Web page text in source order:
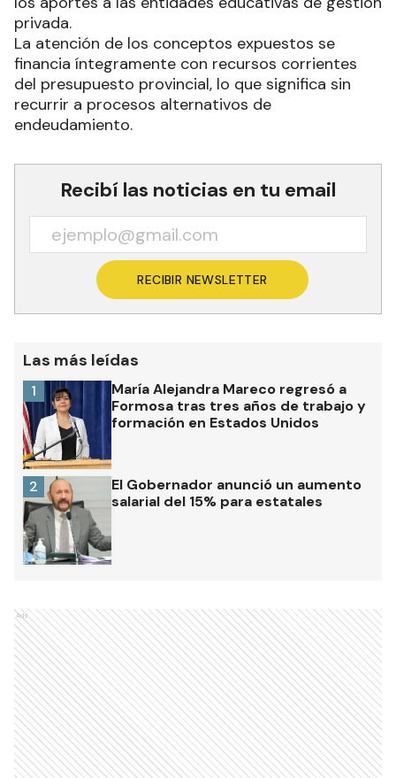
privada.
La atención de los conceptos expuestos se
financia íntegramente con recursos corrientes
del presupuesto provincial, lo que significa sin
recurrir a procesos alternativos de
endeudamiento.
Recibí las noticias en tu email
RECIBIR NEWSLETTER
Las más leídas
María Alejandra Mareco regresó a
Formosa tras tres años de trabajo y
formación en Estados Unidos
1
El Gobernador anunció un aumento
salarial del 15% para estatales
2
Ads